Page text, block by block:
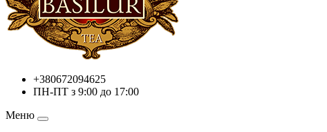
+380672094625
ПН-ПТ з 9:00 до 17:00
Меню